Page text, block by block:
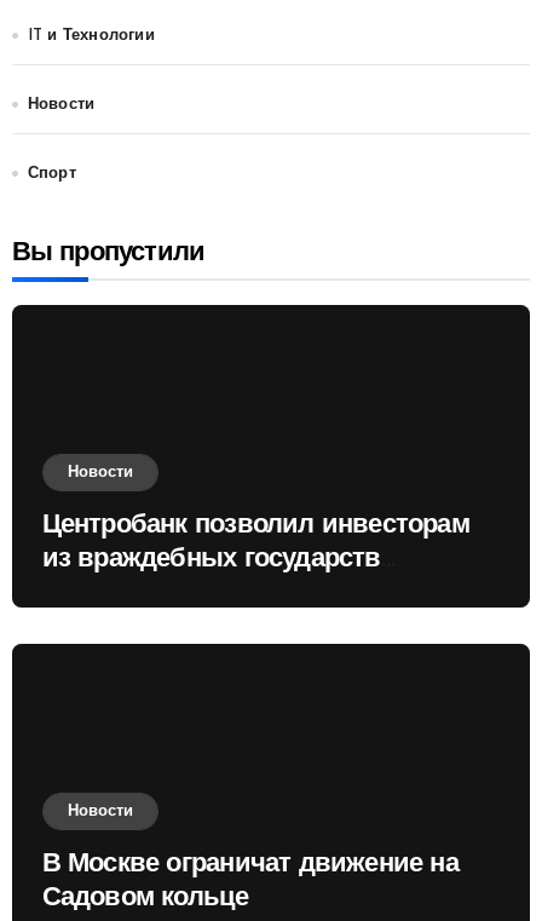
IT и Технологии
Новости
Спорт
Вы пропустили
Новости
Центробанк позволил инвесторам
из враждебных государств
Новости
В Москве ограничат движение на
Садовом кольце